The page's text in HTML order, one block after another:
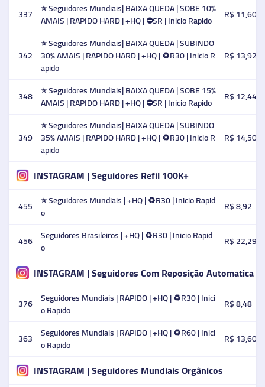
337 ⭐ Seguidores Mundiais| BAIXA QUEDA | SOBE 10%
AMAIS | RAPIDO HARD | +HQ | ⛔SR | Inicio Rapido
R$ 11,60
342
⭐ Seguidores Mundiais| BAIXA QUEDA | SUBINDO
30% AMAIS | RAPIDO HARD | +HQ | ♻️R30 | Inicio R
apido
R$ 13,92
348 ⭐ Seguidores Mundiais| BAIXA QUEDA | SOBE 15%
AMAIS | RAPIDO HARD | +HQ | ⛔SR | Inicio Rapido
R$ 12,44
349
⭐ Seguidores Mundiais| BAIXA QUEDA | SUBINDO
35% AMAIS | RAPIDO HARD | +HQ | ♻️R30 | Inicio R
apido
R$ 14,50
INSTAGRAM | Seguidores Refil 100K+
455 ⭐ Seguidores Mundiais | +HQ | ♻️R30 | Inicio Rapid
o
R$ 8,92
456 Seguidores Brasileiros | +HQ | ♻️R30 | Inicio Rapid
o
R$ 22,29
INSTAGRAM | Seguidores Com Reposição Automatica
376 Seguidores Mundiais | RAPIDO | +HQ | ♻️R30 | Inici
o Rapido
R$ 8,48
363 Seguidores Mundiais | RAPIDO | +HQ | ♻️R60 | Inici
o Rapido
R$ 13,60
INSTAGRAM | Seguidores Mundiais Orgânicos